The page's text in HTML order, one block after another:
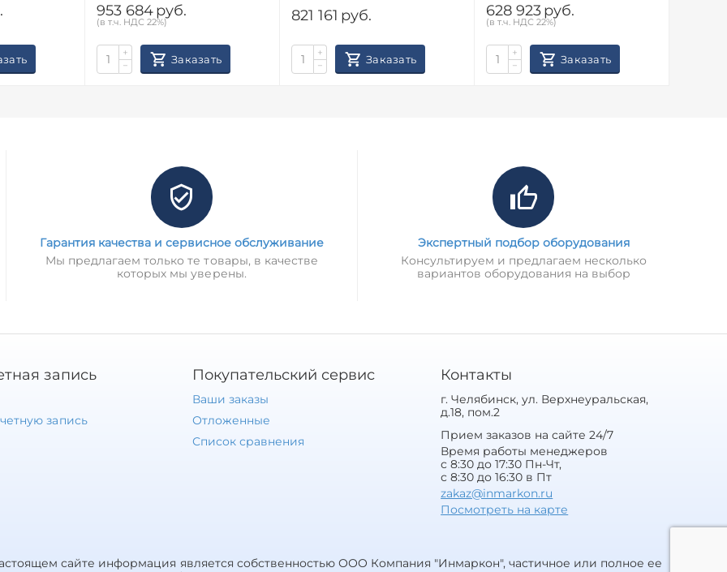
953 684руб.
(в т.ч. НДС 22%)
+
−
Заказать
821 161 руб.
+
−
Заказать
628 923руб.
(в т.ч. НДС 22%)
+
−
Заказать
Гарантия качества и сервисное обслуживание
Мы предлагаем только те товары, в качестве
которых мы уверены.
Экспертный подбор оборудования
Консультируем и предлагаем несколько
вариантов оборудования на выбор
запись
запись
Покупательский сервис
Ваши заказы
Отложенные
Список сравнения
Контакты
г. Челябинск, ул. Верхнеуральская,
д.18, пом.2
Прием заказов на сайте 24/7
Время работы менеджеров
с 8:30 до 17:30 Пн-Чт,
с 8:30 до 16:30 в Пт
zakaz@inmarkon.ru
Посмотреть на карте
сайте информация является собственностью ООО Компания "Инмаркон", частичное или полное ее